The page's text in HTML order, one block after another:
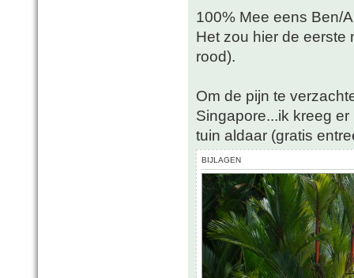
100% Mee eens Ben/
Het zou hier de eerste
rood).
Om de pijn te
Singapore...ik kreeg
tuin aldaar (gratis
BIJLAGEN